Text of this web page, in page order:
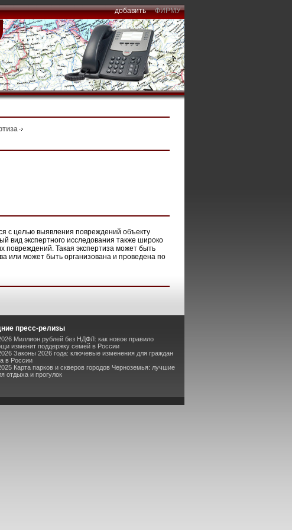
добавить ФИРМУ
с целью выявления повреждений объекту
вид экспертного исследования также широко
повреждений. Такая экспертиза может быть
или может быть организована и проведена по
пресс-релизы
Миллион рублей без НДФЛ: как новое правило
изменит поддержку семей в России
Законы 2026 года: ключевые изменения для граждан
в России
Карта парков и скверов городов Черноземья: лучшие
отдыха и прогулок